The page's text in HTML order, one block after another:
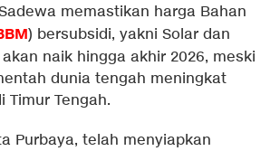
memastikan harga Bahan
) bersubsidi, yakni Solar dan
naik hingga akhir 2026, meski
dunia tengah meningkat
Timur Tengah.
Purbaya, telah menyiapkan